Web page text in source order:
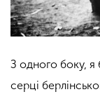
З одного боку, я
серці